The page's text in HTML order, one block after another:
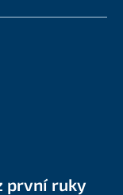
první ruky